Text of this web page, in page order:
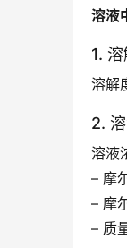
溶液
1.
溶解
2.
溶液
– 摩
– 摩
– 质